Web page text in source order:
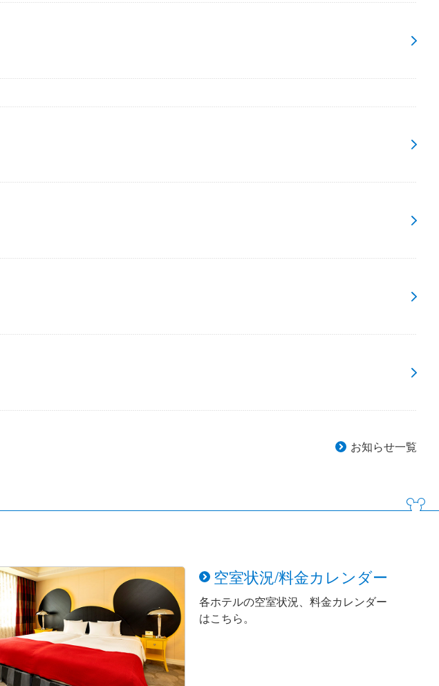
お知らせ一覧
空室状況/料金カレンダー
各ホテルの空室状況、料金カレンダー
はこちら。